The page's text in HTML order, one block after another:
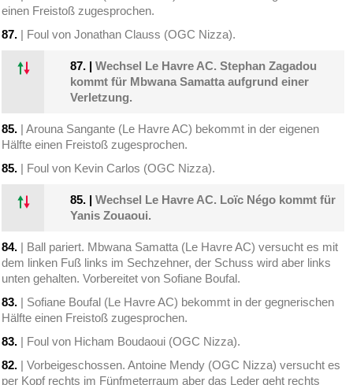
einen Freistoß zugesprochen.
87. | Foul von Jonathan Clauss (OGC Nizza).
87. |Wechsel Le Havre AC. Stephan Zagadou
kommt für Mbwana Samatta aufgrund einer
Verletzung.
85. | Arouna Sangante (Le Havre AC) bekommt in der eigenen
Hälfte einen Freistoß zugesprochen.
85. | Foul von Kevin Carlos (OGC Nizza).
85. |Wechsel Le Havre AC. Loïc Négo kommt für
Yanis Zouaoui.
84. | Ball pariert. Mbwana Samatta (Le Havre AC) versucht es mit
dem linken Fuß links im Sechzehner, der Schuss wird aber links
unten gehalten. Vorbereitet von Sofiane Boufal.
83. | Sofiane Boufal (Le Havre AC) bekommt in der gegnerischen
Hälfte einen Freistoß zugesprochen.
83. | Foul von Hicham Boudaoui (OGC Nizza).
82. | Vorbeigeschossen. Antoine Mendy (OGC Nizza) versucht es
per Kopf rechts im Fünfmeterraum aber das Leder geht rechts